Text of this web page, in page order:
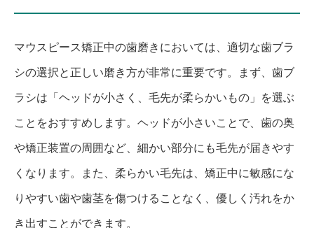
マウスピース矯正中の歯磨きにおいては、適切な歯ブラ
シの選択と正しい磨き方が非常に重要です。まず、歯ブ
ラシは「ヘッドが小さく、毛先が柔らかいもの」を選ぶ
ことをおすすめします。ヘッドが小さいことで、歯の奥
や矯正装置の周囲など、細かい部分にも毛先が届きやす
くなります。また、柔らかい毛先は、矯正中に敏感にな
りやすい歯や歯茎を傷つけることなく、優しく汚れをか
き出すことができます。